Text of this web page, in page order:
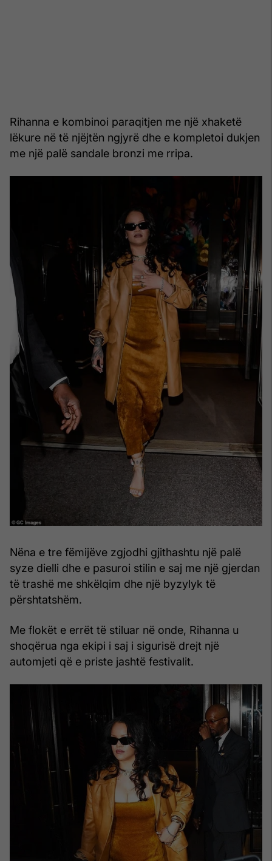
Rihanna e kombinoi paraqitjen me një xhaketë
lëkure në të njëjtën ngjyrë dhe e kompletoi dukjen
me një palë sandale bronzi me rripa.
Nëna e tre fëmijëve zgjodhi gjithashtu një palë
syze dielli dhe e pasuroi stilin e saj me një gjerdan
të trashë me shkëlqim dhe një byzylyk të
përshtatshëm.
Me flokët e errët të stiluar në onde, Rihanna u
shoqërua nga ekipi i saj i sigurisë drejt një
automjeti që e priste jashtë festivalit.